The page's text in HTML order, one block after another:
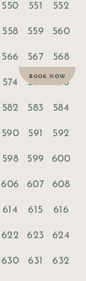
BOOK NOW
550 551 552
558 559 560
566 567 568
574 575 576
582 583 584
590 591 592
598 599 600
606 607 608
614 615 616
622 623 624
630 631 632